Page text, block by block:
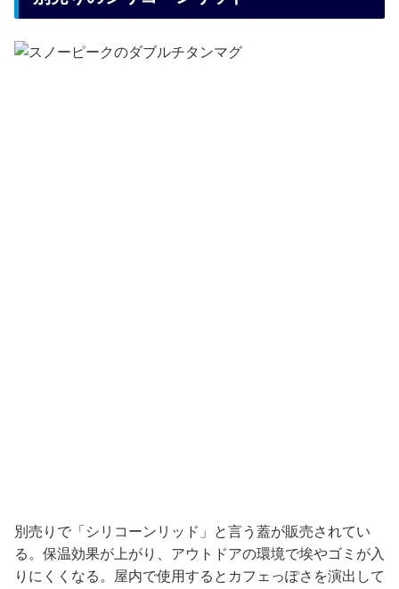
別売りで「シリコーンリッド」と言う蓋が販売されてい
る。保温効果が上がり、アウトドアの環境で埃やゴミが入
りにくくなる。屋内で使用するとカフェっぽさを演出して